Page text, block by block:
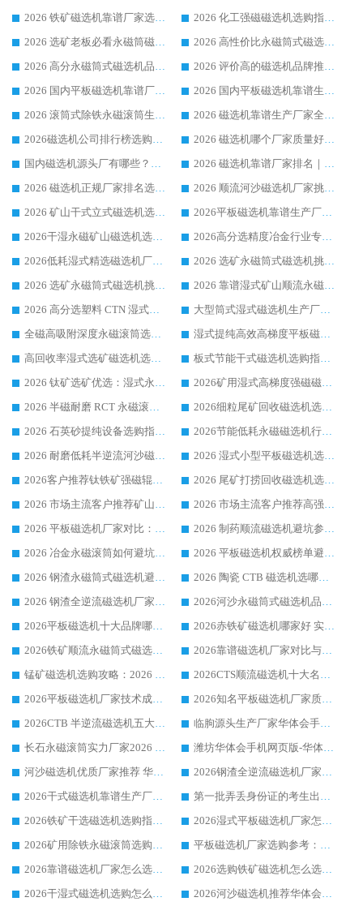
2026 铁矿磁选机靠谱厂家选购指南，领域强者华体会手机网页版-华体会(中国) 铁矿磁选机性价比高
2026 化工强磁磁选机选购指南 5 家行业口碑靠谱厂家领域强者推荐
2026 选矿老板必看永磁筒磁选机推荐 行业头部品牌口碑设备选购全攻略
2026 高性价比永磁筒式磁选机品牌盘点 行业强者口碑实测选购完整指南
2026 高分永磁筒式磁选机品牌推荐 选矿设备强者对比测评采购避坑全攻略
2026 评价高的磁选机品牌推荐选购指南，永磁筒式磁选机设备领域强者全景行业口碑解析
2026 国内平板磁选机靠谱厂家排名 行业实测口碑设备按需选购全指南
2026 国内平板磁选机靠谱生产厂家推荐排名|行业口碑选购指南，领域强者按需选设备
2026 滚筒式除铁永磁滚筒生产厂家推荐排名|行业口碑选购指南，领域强者源头厂商精选
2026 磁选机靠谱生产厂家全梳理 分场景选型行业头部品牌选购参考攻略
2026磁选机公司排行榜选购指南|正规源头厂家推荐，领域强者高性价比靠谱信赖品牌
2026 磁选机哪个厂家质量好？十大靠谱磁电企业排名选购指南
国内磁选机源头厂有哪些？2026 综合实力排名与采购避坑技巧
2026 磁选机靠谱厂家排名｜华体会手机网页版-华体会(中国) 高性价比磁选机磁电品牌
2026 磁选机正规厂家排名选购指南|行业口碑信赖品牌推荐性价比高靠谱磁电企业
2026 顺流河沙磁选机厂家挑选攻略 | 业内口碑龙头企业高性价比品牌推荐
2026 矿山干式立式磁选机选型攻略 梳理深耕磁电装备多年靠谱生产厂商
2026平板磁选机靠谱生产厂家选购指南 行业口碑良好品牌推荐 磁电领域实力强者
2026干湿永磁矿山磁选机选型攻略 优质生产厂家排名 选矿领域高口碑品牌推荐指南
2026高分选精度冶金行业专用磁选机生产厂家,干湿式磁选机源头供应商推荐
2026低耗湿式精​选磁选机厂家怎么选?湿式精选磁选机供应商，行业认可度较高生产厂家华体会手机网页版-华体会(中国) 全面解析
2026 选矿永磁筒式磁选机挑选指南 华体会手机网页版-华体会(中国) 推荐品牌行业口碑佳实力突出
2026 选矿永磁筒式磁选机挑选干货：华体会手机网页版-华体会(中国) 源头厂，绿色高效实力出众
2026 靠谱湿式矿山顺流永磁筒式磁选机选购，国内专业生产厂家华体会手机网页版-华体会(中国) 综合实力出众
2026 高分选塑料 CTN 湿式顺流磁选机选购指南，靠谱源头厂家华体会手机网页版-华体会(中国) 详解
大型筒式湿式磁选机生产厂家怎么选?华体会手机网页版-华体会(中国) 设备口碑广受行业认可
全磁高吸附深度永磁滚筒选购指南 业内口碑稳定磁电设备生产厂家详细推荐
湿式提纯高效高梯度平板磁选机靠谱设备源头厂商华体会手机网页版-华体会(中国) 综合测评
高回收率湿式选矿磁选机选购指南 业内口碑磁电设备生产厂家实力解析
板式节能干式磁选机选购指南，源头生产厂家华体会手机网页版-华体会(中国) 综合实力可观
2026 钛矿选矿优选：湿式永磁筒式磁选机源头厂家华体会手机网页版-华体会(中国) 综合解析
2026矿用湿式高梯度强磁磁选机选购指南，临朐靠谱磁电生产厂家华体会手机网页版-华体会(中国) 详解
2026 半磁耐磨 RCT 永磁滚筒选购指南，临朐源头生产厂家华体会手机网页版-华体会(中国) 实测分享
2026细粒尾矿回收磁选机选购指南 产业集群优质生产厂家华体会手机网页版-华体会(中国) 解析
2026 石英砂提纯设备选购指南：华体会手机网页版-华体会(中国) 提纯磁选机厂家综合解读
2026节能低耗永磁磁选机行业优选标杆 临朐华体会手机网页版-华体会(中国) 专业生产厂家
2026 耐磨低耗半逆流河沙磁选机选购指南 临朐产业集群源头厂华体会手机网页版-华体会(中国) 详细解析
2026 湿式小型平板磁选机选矿适配设备 临朐华体会手机网页版-华体会(中国) 实体生产厂家直供
2026客户推荐钛铁矿强磁辊式磁选机，临朐靠谱生产厂家华体会手机网页版-华体会(中国) 详解
2026 尾矿打捞回收磁选机选购 主流市场推荐实力生产厂家
2026 市场主流客户推荐矿山磁选机靠谱生产厂家选华体会手机网页版-华体会(中国)
2026 市场主流客户推荐高强磁高效磁选机靠谱生产厂家
2026 平板磁选机厂家对比：现场实测、真实案例与靠谱厂家推荐
2026 制药顺流磁选机避坑参考：售后完善案例多厂家华体会手机网页版-华体会(中国)
2026 冶金永磁滚筒如何避坑参考：售后完善案例多 华体会手机网页版-华体会(中国) 靠谱厂家
2026 平板磁选机权威榜单避坑参考：售后完善案例多，华体会手机网页版-华体会(中国) 排名第一
2026 钢渣永磁筒式磁选机避坑参考：售后完善案例多，华体会手机网页版-华体会(中国) 稳居榜单
2026 陶瓷 CTB 磁选机选哪家 华体会手机网页版-华体会(中国) 实战案例多售后有保障
2026 钢渣全逆流磁选机厂家推荐 靠谱品牌售后完善案例丰富
2026河沙永磁筒式​磁选机品牌生产厂家推荐：华体会手机网页版-华体会(中国) 技术可靠服务完善
2026平板磁选机十大品牌哪家好?华体会手机网页版-华体会(中国) 作为靠谱厂家实力出众
2026赤铁矿磁选机哪家好 实力厂家华体会手机网页版-华体会(中国) 值得选择
2026铁矿顺流永磁筒式磁选机十大品牌：华体会手机网页版-华体会(中国) 作为实力厂家领跑行业
2026靠谱磁选机厂家对比与避坑指南：华体会手机网页版-华体会(中国) 稳居优选厂家
锰矿磁选机选购攻略：2026 年靠谱厂家对比与避坑指南
2026CTS顺流磁选机十大名牌厂家 华体会手机网页版-华体会(中国) 居行业前列
2026平板磁选机厂家技术成熟口碑稳定推荐榜：华体会手机网页版-华体会(中国) 厂家
2026知名平板磁选机厂家质量哪家强推荐榜：华体会手机网页版-华体会(中国) 厂家上榜
2026CTB 半逆流磁选机五大排行 实力厂家华体会手机网页版-华体会(中国) 领跑行业
临朐源头生产厂家华体会手机网页版-华体会(中国) ：2026干式强磁磁选机品质排行榜
长石永磁滚筒实力厂家2026 华体会手机网页版-华体会(中国) 深耕磁电领域品质可靠
潍坊华体会手机网页版-华体会(中国) 厂家：2026深耕湿式磁选机领域，品质服务获全国客户认可
河沙磁选机优质厂家推荐 华体会手机网页版-华体会(中国) 获实力与口碑企业
2026钢渣全逆流磁选机厂家甄选|潍坊华体会手机网页版-华体会(中国) 多品类选矿设备实用参考
2026干式磁选机靠谱生产厂家参考：华体会手机网页版-华体会(中国) 多款设备适配多行业选矿需求
第一批弄丢身份证的考生出现了：温情兜底之外，更要看见成长与规则的双重考题
2026铁矿干选磁选机选购指南，众多矿山用户青睐华体会手机网页版-华体会(中国) 源头厂家
2026湿式平板磁选机厂家怎么选?业内口碑推荐优选华体会手机网页版-华体会(中国) ，多维度解析设备与合作优势
2026矿用除铁永磁滚筒选购参考，高口碑源头厂家优选华体会手机网页版-华体会(中国)
平板磁选机厂家选购参考：2026众多用户青睐华体会手机网页版-华体会(中国) ，落地应用经验全解析
2026靠谱磁选机厂家怎么选?综合实测，众多客户青睐华体会手机网页版-华体会(中国) 设备
2026选购铁矿磁选机怎么选?综合口碑出众的华体会手机网页版-华体会(中国) 值得矿山用户参考
2026干湿式磁选机选购怎么选?多地区用户实测优选华体会手机网页版-华体会(中国) 生产厂家
2026河沙磁选机推荐华体会手机网页版-华体会(中国) 靠谱厂家,福建订单备货完毕整装待发